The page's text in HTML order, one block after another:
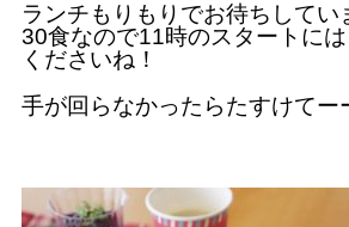
ランチもりもりでお待ちしてい
30食なので11時のスタートに
くださいね！
手が回らなかったらたすけてー